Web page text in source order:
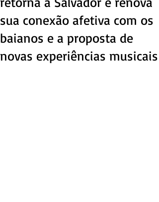
sua conexão afetiva com os
baianos e a proposta de
novas experiências musicais